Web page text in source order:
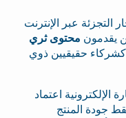
التجزئة عبر الإنترنت
يقدمون محتوى ثري
حقيقيين ذوي
اعتماد
جودة المنتج